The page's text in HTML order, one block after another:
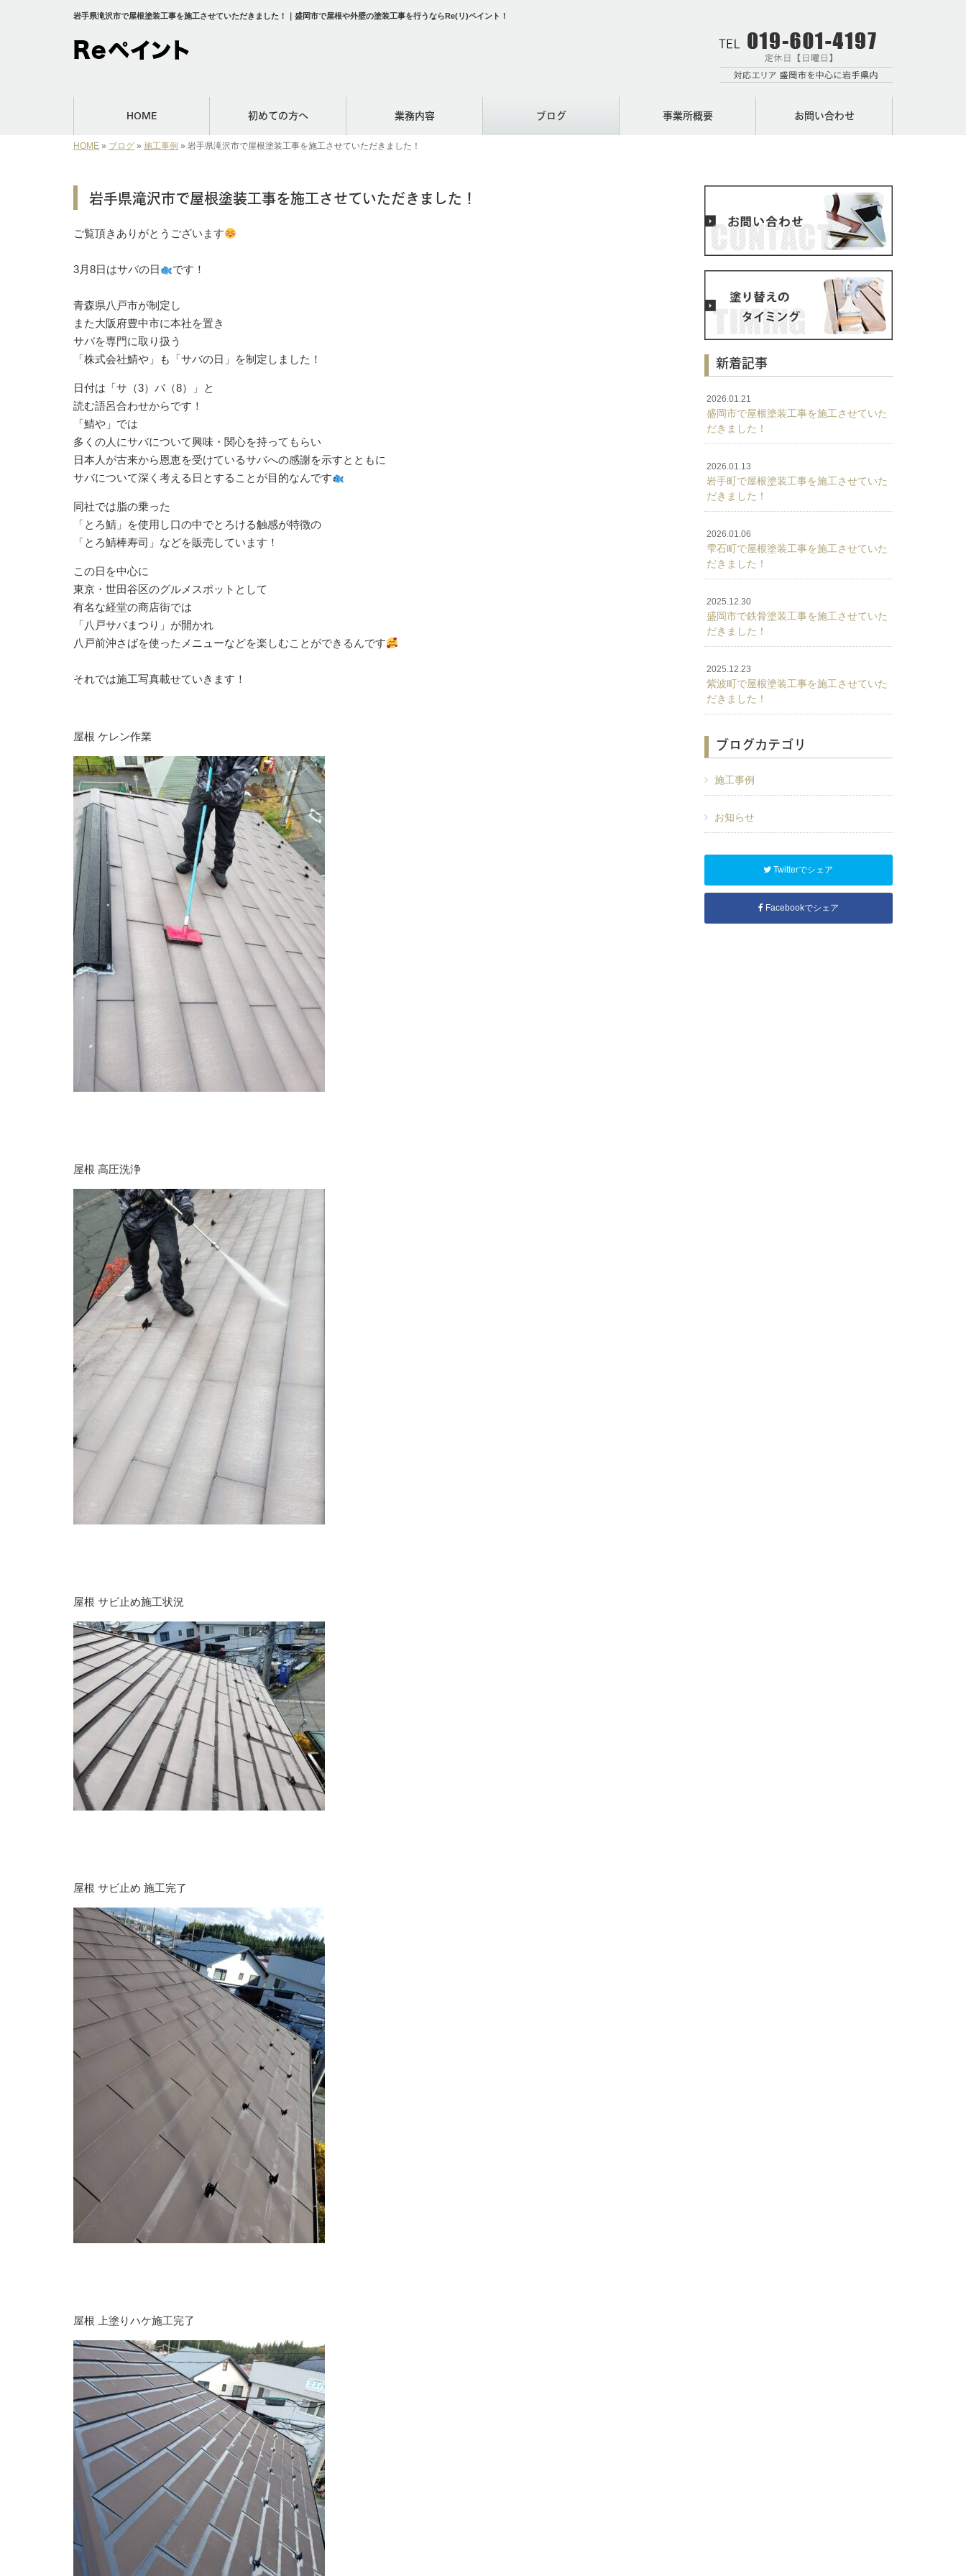
岩手県滝沢市で屋根塗装工事を施工させていただきました！｜盛岡市で屋根や外壁の塗装工事を行うならRe(リ)ペイント！
HOME 初めての方へ 業務内容 ブログ 事業所概要 お問い合わせ
HOME » ブログ » 施工事例 » 岩手県滝沢市で屋根塗装工事を施工させていただきました！
岩手県滝沢市で屋根塗装工事を施工させていただきました！
ご覧頂きありがとうございます
⁡3月8日はサバの日 です！⁡
⁡青森県八戸市が制定し⁡
⁡また大阪府豊中市に本社を置き⁡
⁡サバを専門に取り扱う⁡
⁡「株式会社鯖や」も「サバの日」を制定しました！
日付は「サ（3）バ（8）」と⁡
⁡読む語呂合わせからです！⁡
⁡「鯖や」では⁡
⁡多くの人にサバについて興味・関心を持ってもらい⁡
⁡日本人が古来から恩恵を受けているサバへの感謝を示すとともに⁡
⁡サバについて深く考える日とすることが目的なんです
同社では脂の乗った⁡
⁡「とろ鯖」を使用し口の中でとろける触感が特徴の⁡
⁡「とろ鯖棒寿司」などを販売しています！
この日を中心に⁡
⁡東京・世田谷区のグルメスポットとして⁡
⁡有名な経堂の商店街では⁡
⁡「八戸サバまつり」が開かれ⁡
⁡八戸前沖さばを使ったメニューなどを楽しむことができるんです
⁡それでは施工写真載せていきます！
屋根 ケレン作業
屋根 高圧洗浄
屋根 サビ止め施工状況
屋根 サビ止め 施工完了
屋根 上塗りハケ施工完了
新着記事
2026.01.21
盛岡市で屋根塗装工事を施工させていた
だきました！
2026.01.13
岩手町で屋根塗装工事を施工させていた
だきました！
2026.01.06
雫石町で屋根塗装工事を施工させていた
だきました！
2025.12.30
盛岡市で鉄骨塗装工事を施工させていた
だきました！
2025.12.23
紫波町で屋根塗装工事を施工させていた
だきました！
ブログカテゴリ
施工事例
お知らせ
Twitterでシェア
Facebookでシェア